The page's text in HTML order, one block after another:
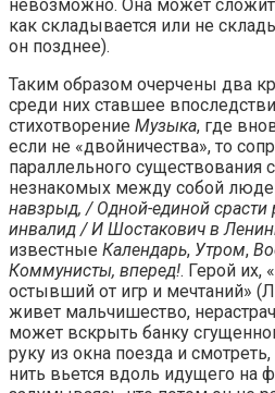
невозможно. Она может
как складывается или не
он позднее).
Таким образом очерчены два
среди них ставшее
стихотворение Музыка, где
если не «двойничества», то
параллельного существования
незнакомых между собой
навзрыд, / Одной-единой срасти
инвалид / И Шостакович в
известные Календарь, Утром,
Коммунисты, вперед!. Герой их,
остывший от игр и мечтаний»
живет мальчишество,
может вскрыть банку
руку из окна поезда и
нить вьется вдоль идущего на